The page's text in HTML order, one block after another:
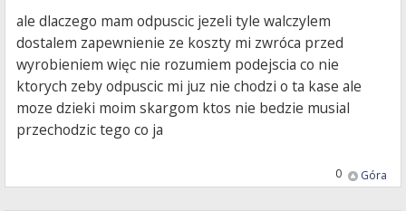
ale dlaczego mam odpuscic jezeli tyle walczylem
dostalem zapewnienie ze koszty mi zwróca przed
wyrobieniem więc nie rozumiem podejscia co nie
ktorych zeby odpuscic mi juz nie chodzi o ta kase ale
moze dzieki moim skargom ktos nie bedzie musial
przechodzic tego co ja
Góra
0